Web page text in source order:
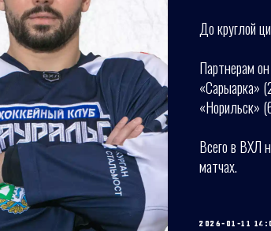
До круглой
Партнерам
«Сарыарка»
«Норильск»
Всего в ВХЛ
матчах.
2026-01-11